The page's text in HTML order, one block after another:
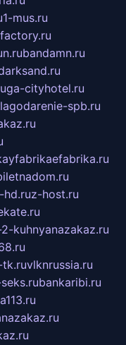
1-mus.ru
bandamn.ru
cityhotel.ru
spb.ru
hd.ruz-host.ru
kuhnyanazakaz.ru
tk.ruvlknrussia.ru
bankaribi.ru